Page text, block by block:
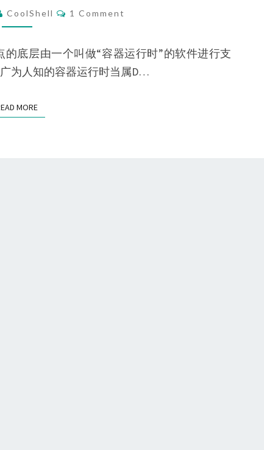
器
运
行
时
(CRI)
介
CoolShell Comments
1 Comment
的底层由一个叫做“容器运行时”的软件进行支
为人知的容器运行时当属D…
MOREREAD MORE